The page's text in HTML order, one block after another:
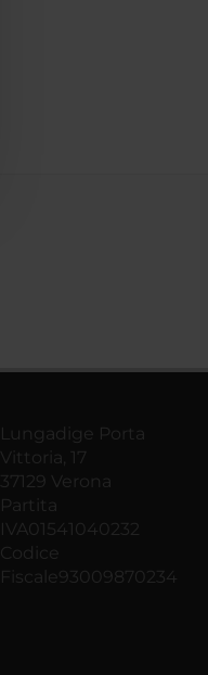
Lungadige Porta
Vittoria, 17
37129 Verona
Partita
IVA01541040232
Codice
Fiscale93009870234